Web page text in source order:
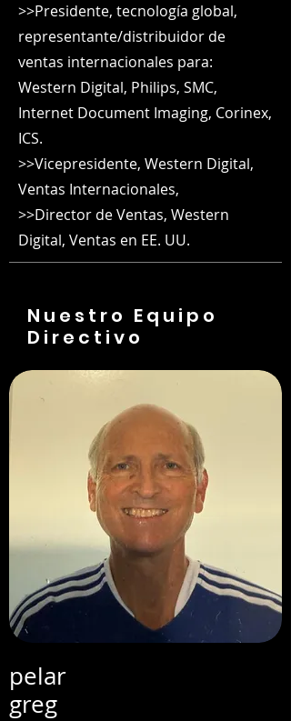
>>Presidente, tecnología global,
representante/distribuidor de
ventas internacionales para:
Western Digital, Philips, SMC,
Internet Document Imaging, Corinex,
ICS.
>>Vicepresidente, Western Digital,
Ventas Internacionales,
>>Director de Ventas, Western
Digital, Ventas en EE. UU.
Nuestro Equipo
Directivo
pelar
greg